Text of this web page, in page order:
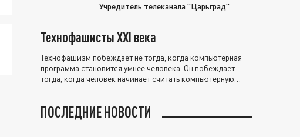
Учредитель телеканала "Царьград"
Технофашисты XXI века
Технофашизм побеждает не тогда, когда компьютерная
программа становится умнее человека. Он побеждает
тогда, когда человек начинает считать компьютерную
ПОСЛЕДНИЕ НОВОСТИ